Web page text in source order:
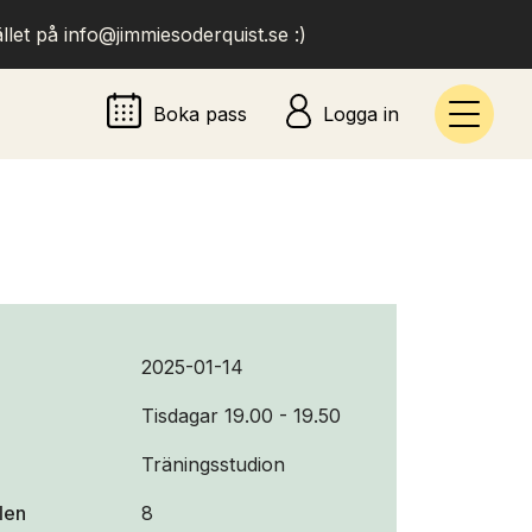
2025-01-14
Tisdagar 19.00 - 19.50
Träningsstudion
8
på info@jimmiesoderquist.se :)
Boka pass Logga in